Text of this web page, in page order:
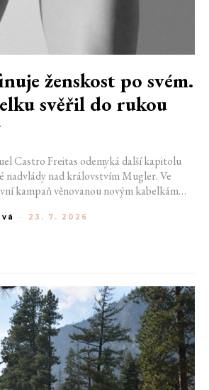
ženskost po svém.
svěřil do rukou
Castro Freitas odemyká další kapitolu
nadvlády nad královstvím Mugler. Ve
kampaň věnovanou novým kabelkám
Umně mísí výrazy minulosti a dávných
- 23. 7. 2026